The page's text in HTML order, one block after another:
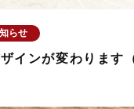
らせ
インが変わります